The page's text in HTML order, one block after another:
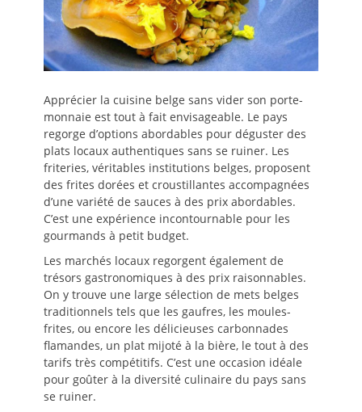
Apprécier la cuisine belge sans vider son porte-
monnaie est tout à fait envisageable. Le pays
regorge d’options abordables pour déguster des
plats locaux authentiques sans se ruiner. Les
friteries, véritables institutions belges, proposent
des frites dorées et croustillantes accompagnées
d’une variété de sauces à des prix abordables.
C’est une expérience incontournable pour les
gourmands à petit budget.
Les marchés locaux regorgent également de
trésors gastronomiques à des prix raisonnables.
On y trouve une large sélection de mets belges
traditionnels tels que les gaufres, les moules-
frites, ou encore les délicieuses carbonnades
flamandes, un plat mijoté à la bière, le tout à des
tarifs très compétitifs. C’est une occasion idéale
pour goûter à la diversité culinaire du pays sans
se ruiner.